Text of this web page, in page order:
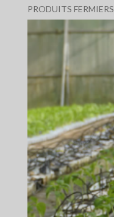
PRODUITS FERMIERS